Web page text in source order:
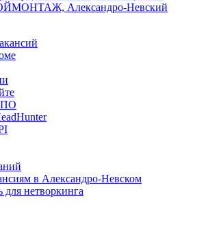
Александро-Невский
ПО
в Александро-Невском
для нетворкинга